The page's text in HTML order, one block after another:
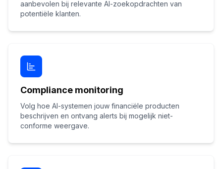
aanbevolen bij relevante AI-zoekopdrachten van
potentiële klanten.
Compliance monitoring
Volg hoe AI-systemen jouw financiële producten
beschrijven en ontvang alerts bij mogelijk niet-
conforme weergave.